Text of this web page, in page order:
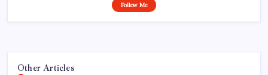
Follow Me
Other Articles